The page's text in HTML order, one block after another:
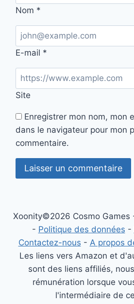
Nom *
E-mail *
Site
Enregistrer mon nom, mon
dans le navigateur pour mon
commentaire.
Xoonity©2026 Cosmo Games
- Politique des données -
Contactez-nous - A propos
Les liens vers Amazon et
sont des liens affiliés,
rémunération lorsque
l'intermédiaire de